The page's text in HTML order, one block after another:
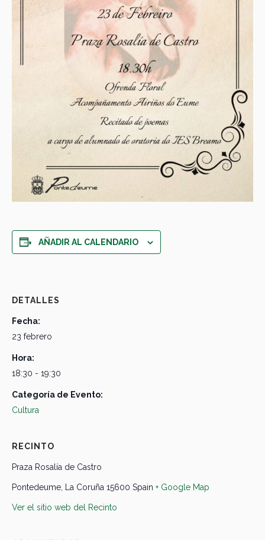
AÑADIR AL CALENDARIO
DETALLES
Fecha:
23 febrero
Hora:
18:30 - 19:30
Categoría de Evento:
Cultura
RECINTO
Praza Rosalía de Castro
Pontedeume La Coruña 15600 Spain + Google Map
Ver el sitio web del Recinto